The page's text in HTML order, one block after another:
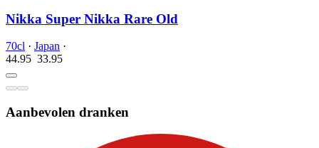
Nikka Super Nikka Rare Old
70cl · Japan ·
44.95 33.95
Aanbevolen dranken